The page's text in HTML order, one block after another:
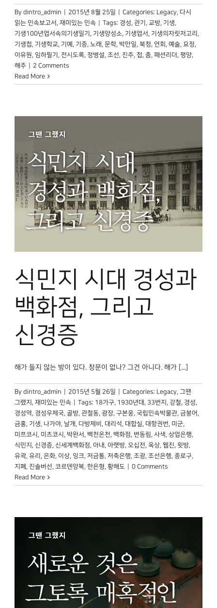
By dintro_admin 2015년 8월 25일 Categories: Legacy, 다시
읽는 민속보고서 , 재미있는 민속 Tags: 경성, 관기 , 교방, 기생,
기생100년엽서속의기생일기 , 기생양성소, 기생엽서 , 기생의자릿저고리 ,
기생첩, 기생학교, 기예 , 기증, 노래 , 문학, 박만일, 북청, 연회 , 예술, 요정,
이유원, 임하필기 , 전시도록, 정병설, 조선, 진주, 첩, 춤, 패션리더 , 평양,
해주
2 Comments
Read More
식민지 시대 경성과
백화점, 그리고
신경증
해가 들지 않는 방이 있다. 창문이 없나? 그건 아니다. 해가 [...]
By dintro_admin 2015년 5월 26일 Categories: Legacy, 그땐
그랬지 , 재미있는 민속 Tags: 18가구, 1930년대 , 33번지 , 강철, 경성,
경성역, 경성우체국, 골방, 관철동, 광장, 구본웅, 국립민속박물관, 금붕어 ,
금홍, 기생, 나가야, 날개 , 다방제비 , 대리석, 대합실, 대항권번, 미군,
미쯔코시 , 미츠코시 , 박완서 , 백천온천, 백화점, 변동림, 사색, 상업은행,
식민지 , 신경증, 신세계백화점, 아내 , 아랫방, 오십전, 옥상, 웹진, 윗방,
유곽, 유리 , 은화, 이상, 잉크, 저금통, 저축은행, 조광, 조선은행, 종로구,
지폐 , 진솔버선, 코르덴양복, 한은형, 황해도
0 Comments
Read More